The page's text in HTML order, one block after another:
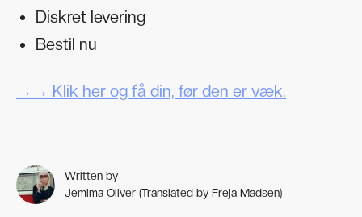
Diskret levering
Bestil nu
→→ Klik her og få din, før den er væk.
Written by
Jemima Oliver (Translated by Freja Madsen)